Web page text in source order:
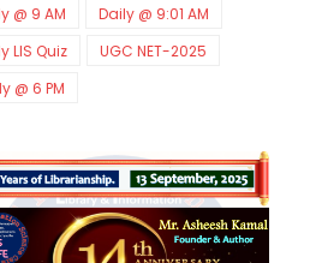
@ 9 AM
Daily @ 9:01 AM
LIS Quiz
UGC NET-2025
@ 6 PM